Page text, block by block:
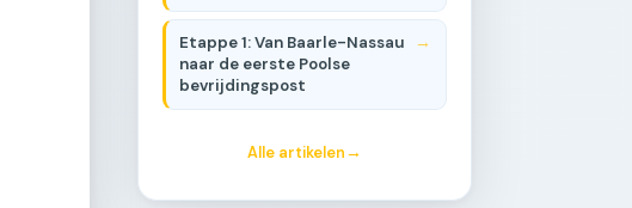
Etappe 1: Van Baarle-Nassau
naar de eerste Poolse
bevrijdingspost
Alle artikelen